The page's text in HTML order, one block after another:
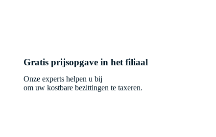
Gratis prijsopgave in het filiaal
Onze experts helpen u bij
om uw kostbare bezittingen te taxeren.